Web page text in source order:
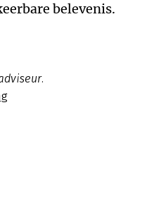
belevenis.